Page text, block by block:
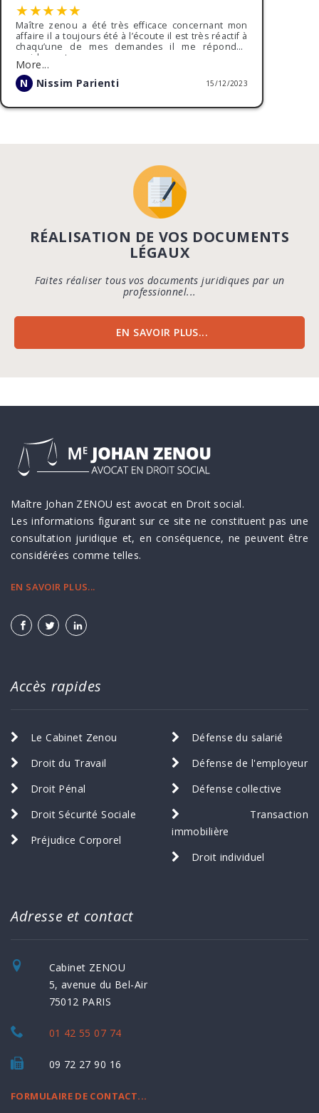
★★★★★
Maître zenou a été très efficace concernant mon
affaire il a toujours été à l’écoute il est très réactif à
chaqu’une de mes demandes il me répondait
rapidement.
Grâce à ces compétences j ai obtenu satisfaction
lors de mon procès
More...
N
Nissim Parienti 15/12/2023
RÉALISATION DE VOS DOCUMENTS
LÉGAUX
Faites réaliser tous vos documents juridiques par un
professionnel...
EN SAVOIR PLUS...
Maître Johan ZENOU est avocat en Droit social.
Les informations figurant sur ce site ne constituent pas une
consultation juridique et, en conséquence, ne peuvent être
considérées comme telles.
EN SAVOIR PLUS...
Accès rapides
Le Cabinet Zenou
Droit du Travail
Droit Pénal
Droit Sécurité Sociale
Préjudice Corporel
Défense du salarié
Défense de l'employeur
Défense collective
Transaction
immobilière
Droit individuel
Adresse et contact
Cabinet ZENOU
5, avenue du Bel-Air
75012 PARIS
01 42 55 07 74
09 72 27 90 16
FORMULAIRE DE CONTACT...